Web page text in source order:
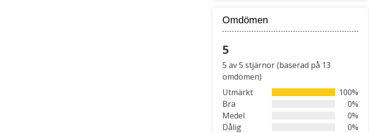
Omdömen
5
5
out
of
5
5 av 5 stjärnor (baserad på 13
omdömen)
Utmärkt
100%
Bra
0%
Medel
0%
Dålig
0%